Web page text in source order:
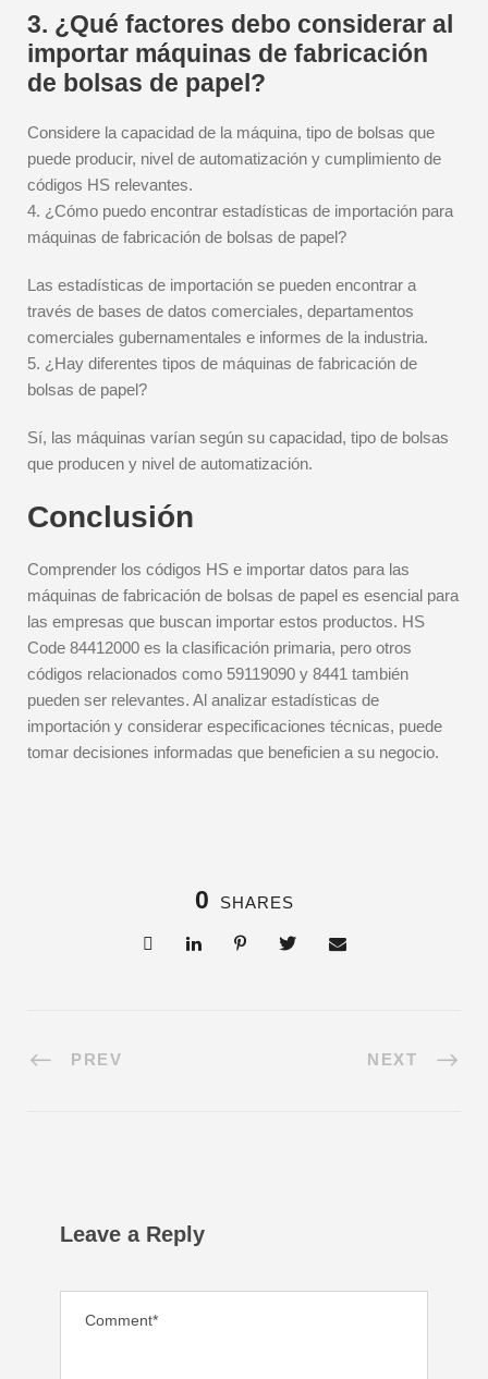
3. ¿Qué factores debo considerar al
importar máquinas de fabricación
de bolsas de papel?
Considere la capacidad de la máquina, tipo de bolsas que
puede producir, nivel de automatización y cumplimiento de
códigos HS relevantes.
4. ¿Cómo puedo encontrar estadísticas de importación para
máquinas de fabricación de bolsas de papel?
Las estadísticas de importación se pueden encontrar a
través de bases de datos comerciales, departamentos
comerciales gubernamentales e informes de la industria.
5. ¿Hay diferentes tipos de máquinas de fabricación de
bolsas de papel?
Sí, las máquinas varían según su capacidad, tipo de bolsas
que producen y nivel de automatización.
Conclusión
Comprender los códigos HS e importar datos para las
máquinas de fabricación de bolsas de papel es esencial para
las empresas que buscan importar estos productos. HS
Code 84412000 es la clasificación primaria, pero otros
códigos relacionados como 59119090 y 8441 también
pueden ser relevantes. Al analizar estadísticas de
importación y considerar especificaciones técnicas, puede
tomar decisiones informadas que beneficien a su negocio.
0 SHARES
PREV NEXT
Leave a Reply